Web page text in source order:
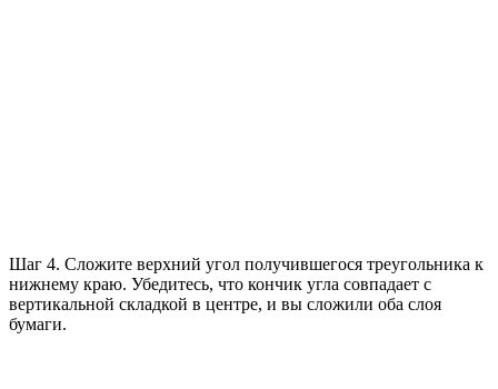
Шаг 4. Сложите верхний угол получившегося треугольника к
нижнему краю. Убедитесь, что кончик угла совпадает с
вертикальной складкой в ​​центре, и вы сложили оба слоя
бумаги.